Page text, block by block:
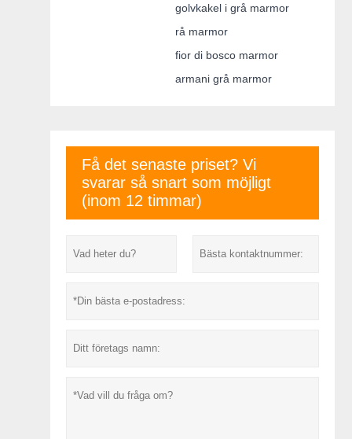
golvkakel i grå marmor
rå marmor
fior di bosco marmor
armani grå marmor
Få det senaste priset? Vi
svarar så snart som möjligt
(inom 12 timmar)